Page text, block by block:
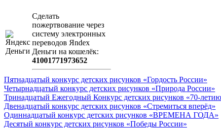
Сделать
пожертвование через
систeму элeктронных
пeрeводов Яndex
Деньги на кошeлёк:
41001771973652
Пятнадцатый конкурс детских рисунков «Гордость России»
Четырнадцатый конкурс детских рисунков «Природа России»
Тринадцатый Ежегодный Конкурс детских рисунков «70-
Двенадцатый конкурс детских рисунков «Стремиться вперёд»
Одиннадцатый конкурс детских рисунков «ВРЕМЕНА ГОДА»
Десятый конкурс детских рисунков «Победы России»